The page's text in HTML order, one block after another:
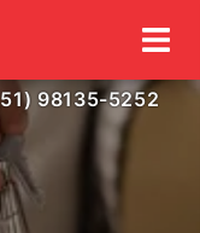
98135-5252